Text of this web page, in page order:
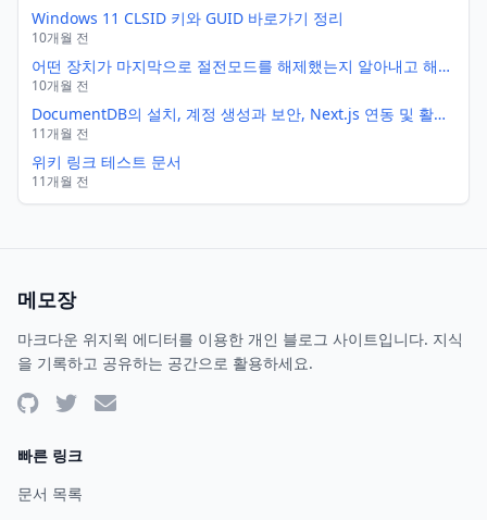
Windows 11 CLSID 키와 GUID 바로가기 정리
10개월 전
어떤 장치가 마지막으로 절전모드를 해제했는지 알아내고 해당 장치(예: 마우스)의 해제 권한을 제거
10개월 전
DocumentDB의 설치, 계정 생성과 보안, Next.js 연동 및 활용법
11개월 전
위키 링크 테스트 문서
11개월 전
메모장
마크다운 위지윅 에디터를 이용한 개인 블로그 사이트입니다. 지식
을 기록하고 공유하는 공간으로 활용하세요.
빠른 링크
문서 목록